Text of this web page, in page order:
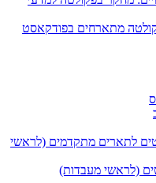
מתארחים בפודקאסט
לתארים מתקדמים (לראשי
(לראשי מעבדות)